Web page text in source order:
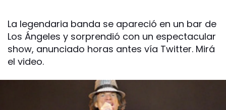
La legendaria banda se apareció en un bar de
Los Ángeles y sorprendió con un espectacular
show, anunciado horas antes vía Twitter. Mirá
el video.